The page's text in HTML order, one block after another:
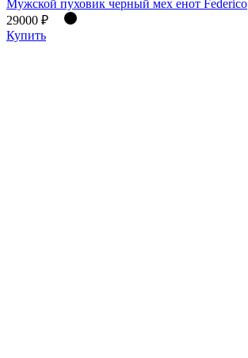
Мужской пуховик черный мех енот Federico
29000 ₽
Купить